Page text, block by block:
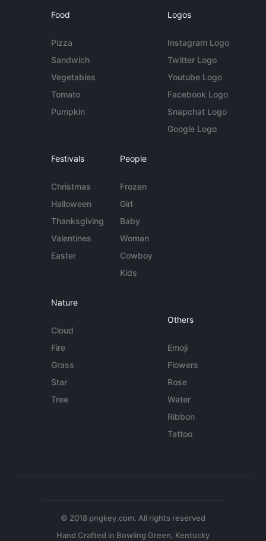
Food
Pizza
Sandwich
Vegetables
Tomato
Pumpkin
Logos
Instagram Logo
Twitter Logo
Youtube Logo
Facebook Logo
Snapchat Logo
Google Logo
Festivals
Christmas
Halloween
Thanksgiving
Valentines
Easter
People
Frozen
Girl
Baby
Woman
Cowboy
Kids
Nature
Cloud
Fire
Grass
Star
Tree
Others
Emoji
Flowers
Rose
Water
Ribbon
Tattoo
© 2018 pngkey.com. All rights reserved